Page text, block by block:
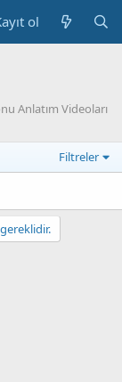
ol
Anlatım Videoları
Filtreler